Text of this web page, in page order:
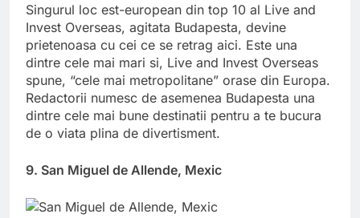
Singurul loc est-european din top 10 al Live and
Invest Overseas, agitata Budapesta, devine
prietenoasa cu cei ce se retrag aici. Este una
dintre cele mai mari si, Live and Invest Overseas
spune, “cele mai metropolitane” orase din Europa.
Redactorii numesc de asemenea Budapesta una
dintre cele mai bune destinatii pentru a te bucura
de o viata plina de divertisment.
9. San Miguel de Allende, Mexic